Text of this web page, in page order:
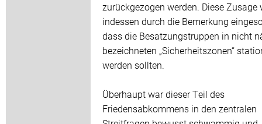
zurückgezogen werden. Diese Zusage
indessen durch die Bemerkung
dass die Besatzungstruppen in nicht
bezeichneten „Sicherheitszonen“
werden sollten.
Überhaupt war dieser Teil des
Friedensabkommens in den zentralen